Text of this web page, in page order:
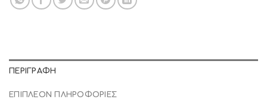
ΠΕΡΙΓΡΑΦΉ
ΕΠΙΠΛΈΟΝ ΠΛΗΡΟΦΟΡΊΕΣ